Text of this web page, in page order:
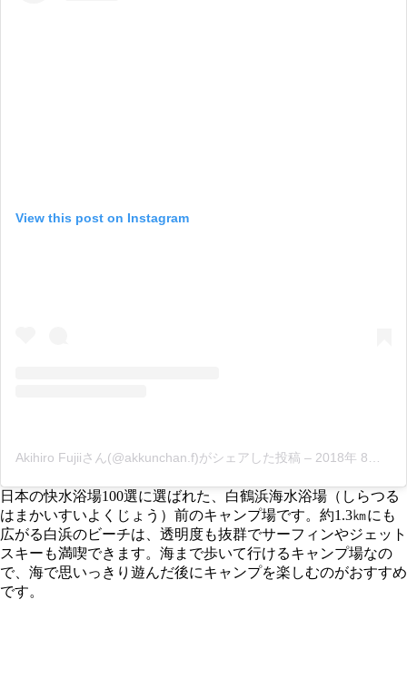
View this post on Instagram
Akihiro Fujiiさん(@akkunchan.f)がシェアした投稿 – 2018年 8月月24日午前4時40分PDT
日本の快水浴場100選に選ばれた、白鶴浜海水浴場（しらつる
はまかいすいよくじょう）前のキャンプ場です。約1.3㎞にも
広がる白浜のビーチは、透明度も抜群でサーフィンやジェット
スキーも満喫できます。海まで歩いて行けるキャンプ場なの
で、海で思いっきり遊んだ後にキャンプを楽しむのがおすすめ
です。